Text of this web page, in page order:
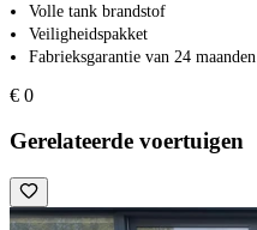
Volle tank brandstof
Veiligheidspakket
Fabrieksgarantie van 24 maanden
€ 0
Gerelateerde voertuigen